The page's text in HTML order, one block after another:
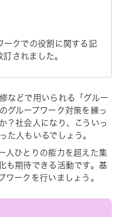
ークでの役割に関する記
されました。
などで用いられる「グルー
グループワーク対策を練っ
？社会人になり、こういっ
た人もいるでしょう。
人ひとりの能力を超えた集
も期待できる活動です。基
ワークを行いましょう。